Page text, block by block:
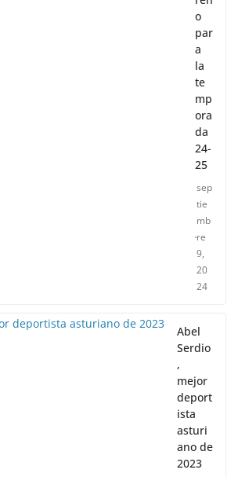
o
par
a
la
te
mp
ora
da
24-
25
sep
tie
mb
re
9,
20
24
Abel
Serdio
,
mejor
deport
ista
asturi
ano de
2023